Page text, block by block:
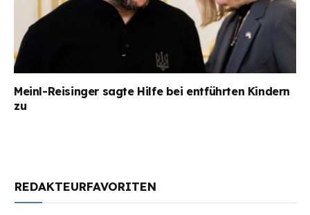
Meinl-Reisinger sagte Hilfe bei entführten Kindern
zu
REDAKTEURFAVORITEN